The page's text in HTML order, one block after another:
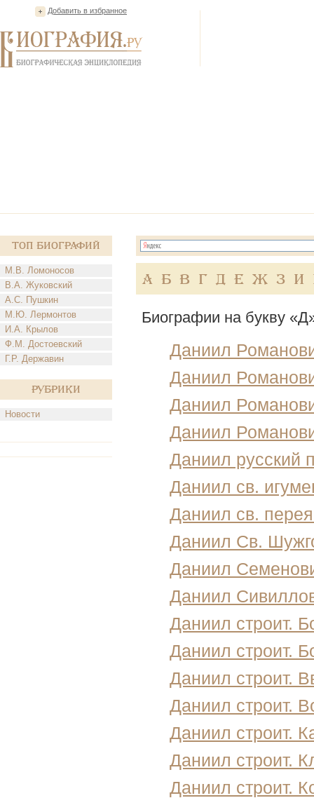
Добавить в избранное
Топ Биографий
М.В. Ломоносов
В.А. Жуковский
А.С. Пушкин
М.Ю. Лермонтов
И.А. Крылов
Ф.М. Достоевский
Г.Р. Державин
Рубрики
Новости
А Б В Г Д Е Ж З И
Биографии на букву
Даниил
Даниил
Даниил
Даниил
Даниил русский
Даниил св.
Даниил св.
Даниил Св.
Даниил
Даниил
Даниил строит.
Даниил строит.
Даниил строит.
Даниил строит.
Даниил строит.
Даниил строит.
Даниил строит.